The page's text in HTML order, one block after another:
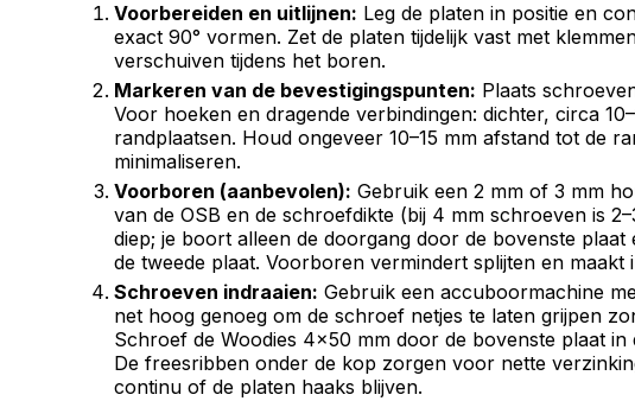
Voorbereiden en uitlijnen: Leg de platen in positie en
exact 90° vormen. Zet de platen tijdelijk vast met
verschuiven tijdens het boren.
Markeren van de bevestigingspunten: Plaats
Voor hoeken en dragende verbindingen: dichter, circa
randplaatsen. Houd ongeveer 10–15 mm afstand tot de
minimaliseren.
Voorboren (aanbevolen): Gebruik een 2 mm of 3 mm
van de OSB en de schroefdikte (bij 4 mm schroeven is
diep; je boort alleen de doorgang door de bovenste
de tweede plaat. Voorboren vermindert splijten en maakt
Schroeven indraaien: Gebruik een accuboormachine
net hoog genoeg om de schroef netjes te laten grijpen
Schroef de Woodies 4x50 mm door de bovenste plaat in
De freesribben onder de kop zorgen voor nette
continu of de platen haaks blijven.